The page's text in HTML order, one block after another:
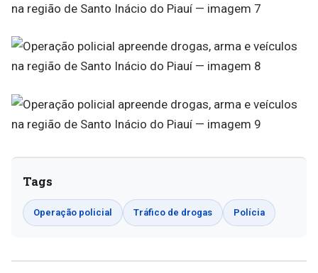
Tags
Operação policial Tráfico de drogas Polícia